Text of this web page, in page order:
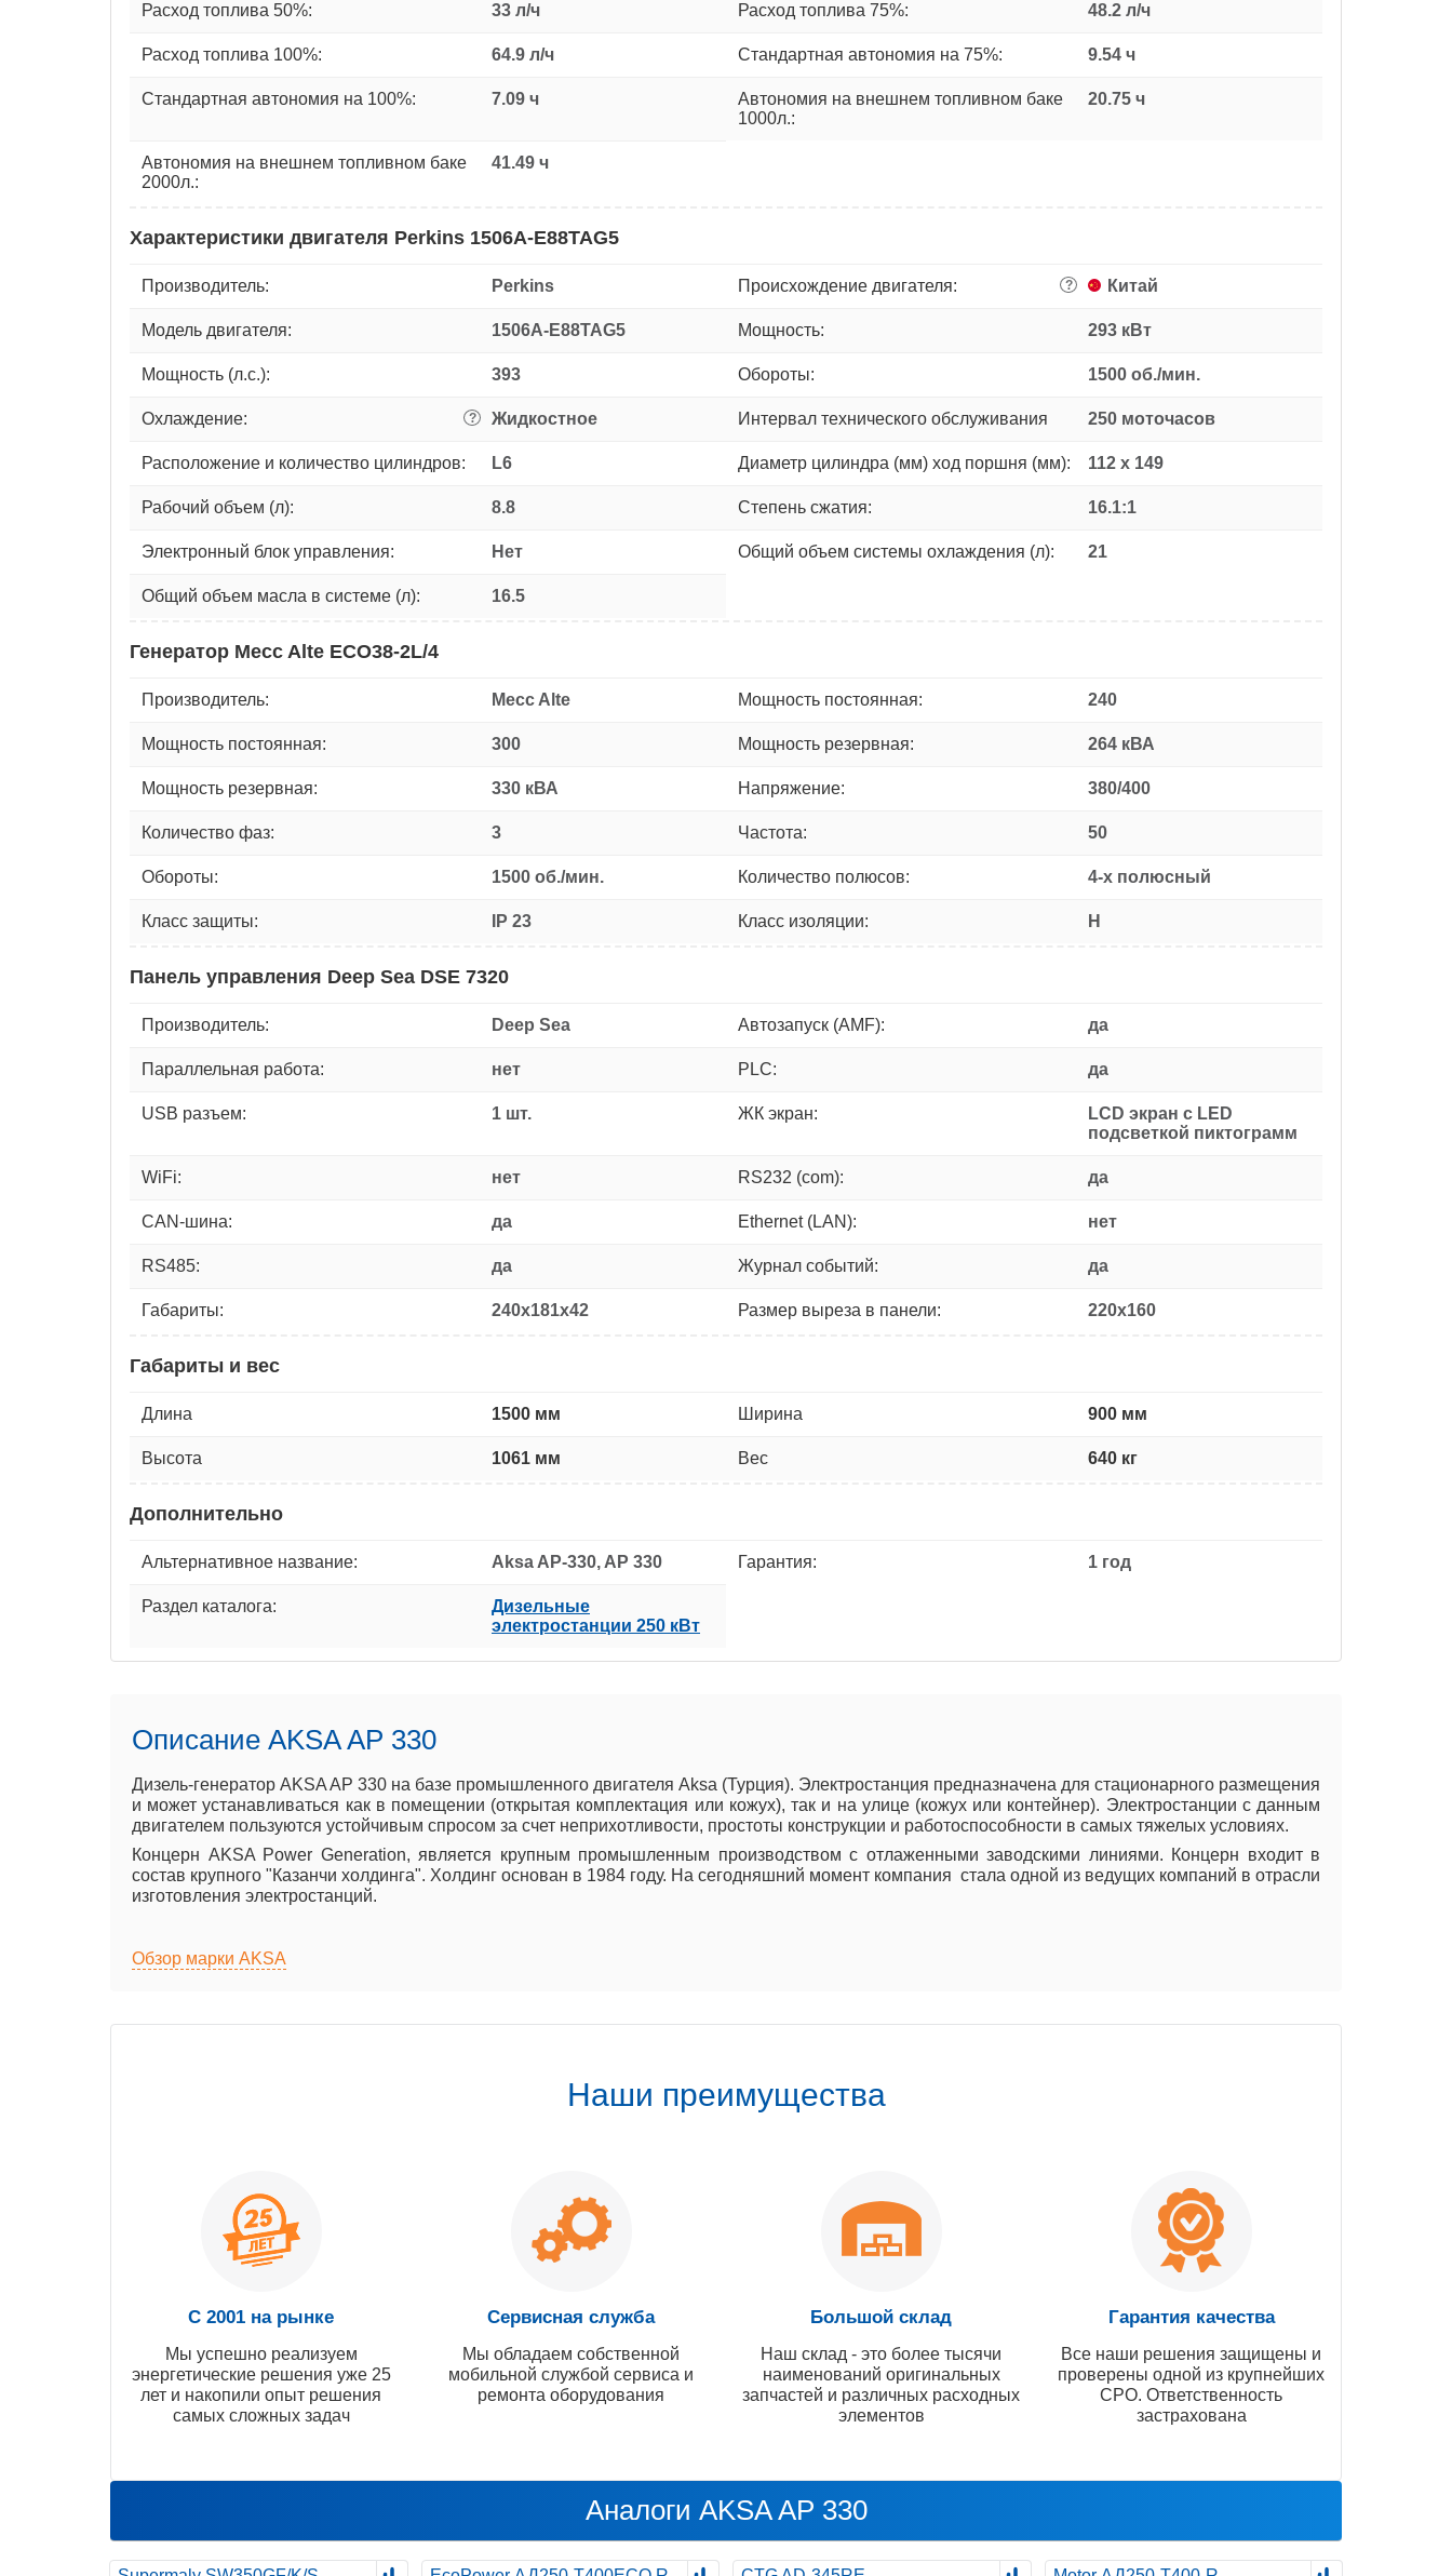
Расход топлива 50%: 33 л/ч Расход топлива 75%: 48.2 л/ч
Расход топлива 100%: 64.9 л/ч Стандартная автономия на 75%: 9.54 ч
Стандартная автономия на 100%: 7.09 ч
Автономия на внешнем топливном баке
1000л.:
20.75 ч
Автономия на внешнем топливном баке
2000л.:
41.49 ч
Характеристики двигателя Perkins 1506A-E88TAG5
Производитель: Perkins Происхождение двигателя: ? Китай
Модель двигателя: 1506A-E88TAG5 Мощность: 293 кВт
Мощность (л.с.): 393 Обороты: 1500 об./мин.
Охлаждение: ? Жидкостное Интервал технического обслуживания 250 моточасов
Расположение и количество цилиндров: L6 Диаметр цилиндра (мм) ход поршня (мм): 112 х 149
Рабочий объем (л): 8.8 Степень сжатия: 16.1:1
Электронный блок управления: Нет Общий объем системы охлаждения (л): 21
Общий объем масла в системе (л): 16.5
Генератор Mecc Alte ECO38-2L/4
Производитель: Mecc Alte Мощность постоянная: 240
Мощность постоянная: 300 Мощность резервная: 264 кВА
Мощность резервная: 330 кВА Напряжение: 380/400
Количество фаз: 3 Частота: 50
Обороты: 1500 об./мин. Количество полюсов: 4-х полюсный
Класс защиты: IP 23 Класс изоляции: H
Панель управления Deep Sea DSE 7320
Производитель: Deep Sea Автозапуск (AMF): да
Параллельная работа: нет PLC: да
USB разъем: 1 шт. ЖК экран:
LCD экран с LED
подсветкой пиктограмм
WiFi: нет RS232 (com): да
CAN-шина: да Ethernet (LAN): нет
RS485: да Журнал событий: да
Габариты: 240x181x42 Размер выреза в панели: 220x160
Габариты и вес
Длина 1500 мм Ширина 900 мм
Высота 1061 мм Вес 640 кг
Дополнительно
Альтернативное название: Aksa AP-330, AP 330 Гарантия: 1 год
Раздел каталога:
Дизельные
электростанции 250 кВт
Описание AKSA AP 330
Дизель-генератор AKSA AP 330 на базе промышленного двигателя Aksa (Турция). Электростанция предназначена для стационарного размещения
и может устанавливаться как в помещении (открытая комплектация или кожух), так и на улице (кожух или контейнер). Электростанции с данным
двигателем пользуются устойчивым спросом за счет неприхотливости, простоты конструкции и работоспособности в самых тяжелых условиях.
Концерн AKSA Power Generation, является крупным промышленным производством с отлаженными заводскими линиями. Концерн входит в
состав крупного "Казанчи холдинга". Холдинг основан в 1984 году. На сегодняшний момент компания стала одной из ведущих компаний в отрасли
изготовления электростанций.
Обзор марки AKSA
Наши преимущества
С 2001 на рынке
Мы успешно реализуем
энергетические решения уже 25
лет и накопили опыт решения
самых сложных задач
Сервисная служба
Мы обладаем собственной
мобильной службой сервиса и
ремонта оборудования
Большой склад
Наш склад - это более тысячи
наименований оригинальных
запчастей и различных расходных
элементов
Гарантия качества
Все наши решения защищены и
проверены одной из крупнейших
СРО. Ответственность
застрахована
Аналоги AKSA AP 330